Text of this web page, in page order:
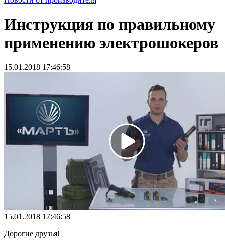
Инструкция по правильному
применению электрошокеров
15.01.2018 17:46:58
15.01.2018 17:46:58
Дорогие друзья!